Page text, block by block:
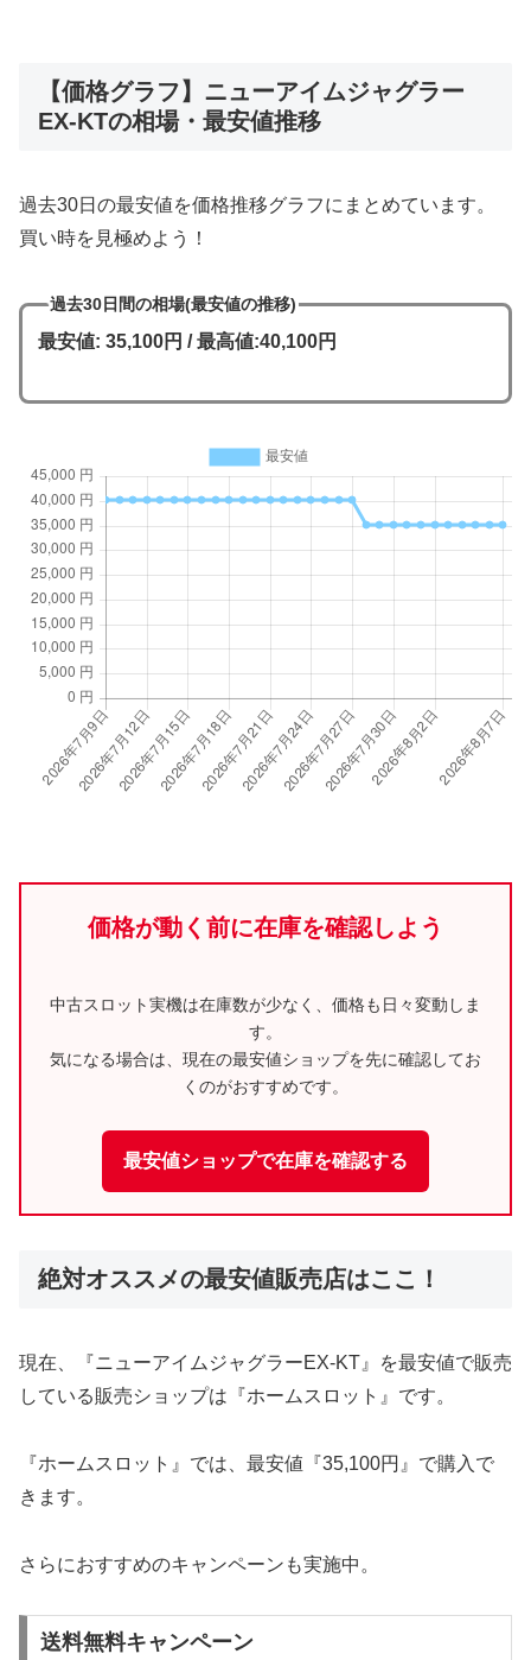
【価格グラフ】ニューアイムジャグラー
EX-KTの相場・最安値推移
過去30日の最安値を価格推移グラフにまとめています。
買い時を見極めよう！
過去30日間の相場(最安値の推移)
最安値: 35,100円 / 最高値:40,100円
価格が動く前に在庫を確認しよう
中古スロット実機は在庫数が少なく、価格も日々変動しま
す。
気になる場合は、現在の最安値ショップを先に確認してお
くのがおすすめです。
最安値ショップで在庫を確認する
絶対オススメの最安値販売店はここ！
現在、『ニューアイムジャグラーEX-KT』を最安値で販売
している販売ショップは『ホームスロット』です。
『ホームスロット』では、最安値『35,100円』で購入で
きます。
さらにおすすめのキャンペーンも実施中。
送料無料キャンペーン